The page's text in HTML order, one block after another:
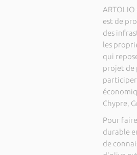
est de
des
les
qui
projet de
Chypre,
Pour
durable
de